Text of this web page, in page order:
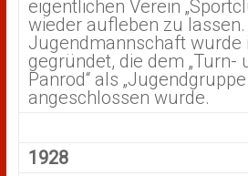
eigentlichen Verein
wieder aufleben zu lassen.
Jugendmannschaft wurde
gegründet, die dem „Turn-
Panrod“ als
angeschlossen wurde.
1928